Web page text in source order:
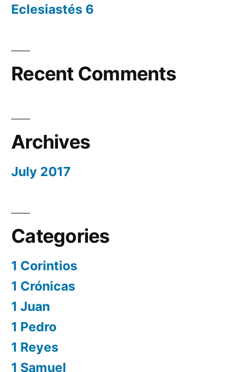
Eclesiastés 6
Recent Comments
Archives
July 2017
Categories
1 Corintios
1 Crónicas
1 Juan
1 Pedro
1 Reyes
1 Samuel